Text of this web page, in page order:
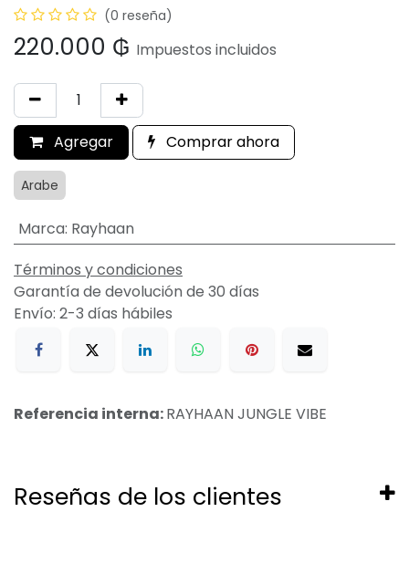
(0 reseña)
220.000 ₲ Impuestos incluidos
Agregar Comprar ahora
Arabe
Marca: Rayhaan
Términos y condiciones
Garantía de devolución de 30 días
Envío: 2-3 días hábiles
Referencia interna:RAYHAAN JUNGLE VIBE
Reseñas de los clientes